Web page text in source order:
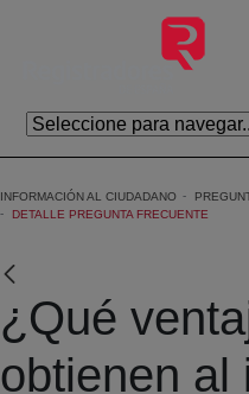
Saltar al contenido principal
INFORMACIÓN AL CIUDADANO
DETALLE PREGUNTA FRECUENTE
¿Qué
obtienen al